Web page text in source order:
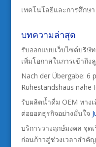
เทคโนโลยีและการศึกษ
บทความล่าสุด
รับออกแบบเว็บไซต์บริษั
เพิ่มโอกาสในการเข้าถึง
Nach der Übergabe: 6
Ruhestandshaus nahe
รับผลิตน้ำดื่ม OEM ทาง
ต่อยอดธุรกิจอย่างมั่นใจ
บริการวางฤกษ์มงคล จุด
ก่อนก้าวสู่ช่วงเวลาสำคั